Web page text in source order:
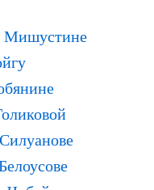
Мишустине